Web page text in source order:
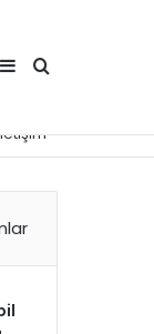
Ol
Kenar Bölmesi
Arama yap